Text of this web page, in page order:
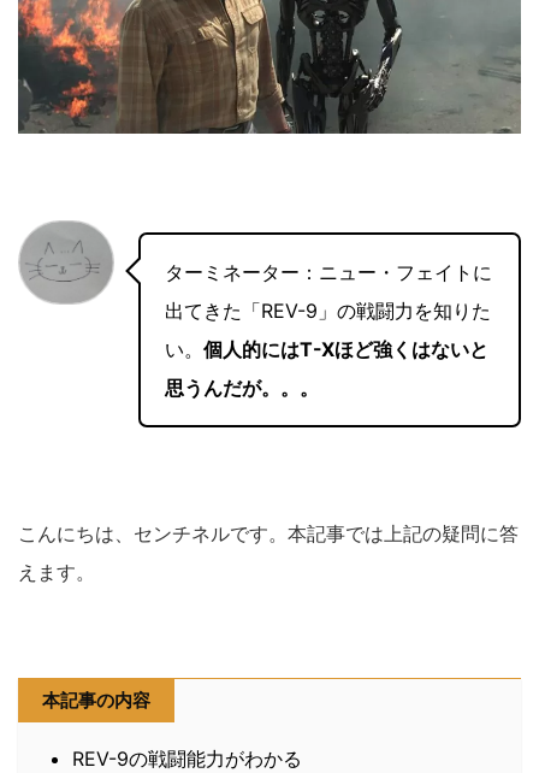
ターミネーター：ニュー・フェイトに
出てきた「REV-9」の戦闘力を知りた
い。 個人的にはT-Xほど強くはないと
思うんだが。。。
こんにちは、センチネルです。本記事では上記の疑問に答
えます。
本記事の内容
REV-9の戦闘能力がわかる